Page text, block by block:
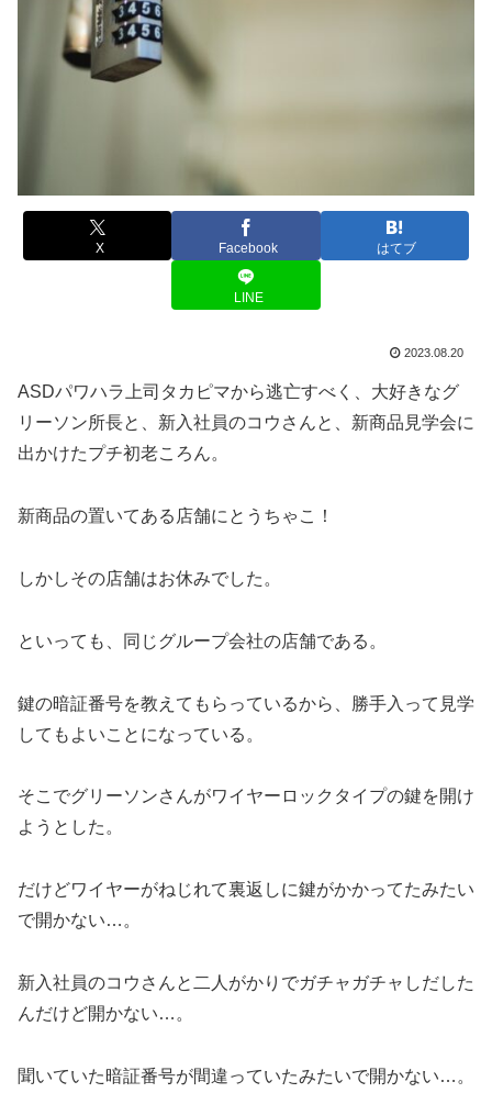
X Facebook はてブ
LINE
2023.08.20
ASDパワハラ上司タカピマから逃亡すべく、大好きなグ
リーソン所長と、新入社員のコウさんと、新商品見学会に
出かけたプチ初老ころん。
新商品の置いてある店舗にとうちゃこ！
しかしその店舗はお休みでした。
といっても、同じグループ会社の店舗である。
鍵の暗証番号を教えてもらっているから、勝手入って見学
してもよいことになっている。
そこでグリーソンさんがワイヤーロックタイプの鍵を開け
ようとした。
だけどワイヤーがねじれて裏返しに鍵がかかってたみたい
で開かない…。
新入社員のコウさんと二人がかりでガチャガチャしだした
んだけど開かない…。
聞いていた暗証番号が間違っていたみたいで開かない…。